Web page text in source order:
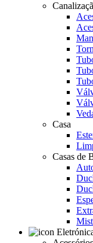
Casa
Casas de